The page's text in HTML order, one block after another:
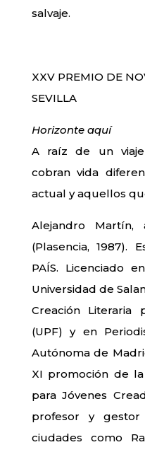
salvaje.
XXV PREMIO DE
SEVILLA
Horizonte aquí
A raíz de un
cobran vida
actual y aquellos
Alejandro Martín,
(Plasencia, 1987).
PAÍS. Licenciado
Universidad de
Creación
(UPF) y en
Autónoma de
XI promoción de
para Jóvenes
profesor y
ciudades como